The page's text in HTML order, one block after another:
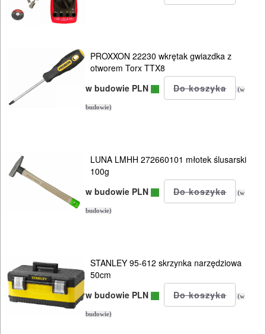
PROXXON 22230 wkrętak gwiazdka z
otworem Torx TTX8
w budowie PLN
(w
budowie)
LUNA LMHH 272660101 młotek ślusarski
100g
w budowie PLN
(w
budowie)
STANLEY 95-612 skrzynka narzędziowa
50cm
w budowie PLN
(w
budowie)